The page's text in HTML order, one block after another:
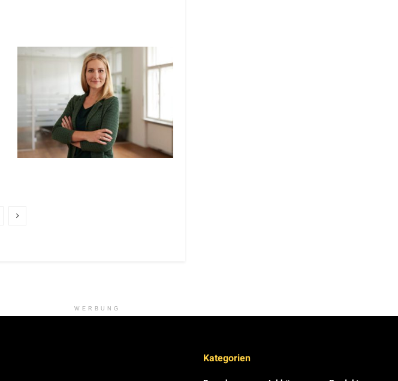
WERBUNG
Kategorien